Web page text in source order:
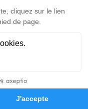
Hommages
rends hommage